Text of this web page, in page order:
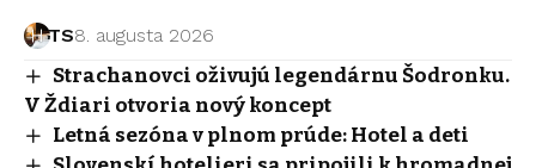
TS8. augusta 2026
Strachanovci oživujú legendárnu Šodronku.
V Ždiari otvoria nový koncept
Letná sezóna v plnom prúde: Hotel a deti